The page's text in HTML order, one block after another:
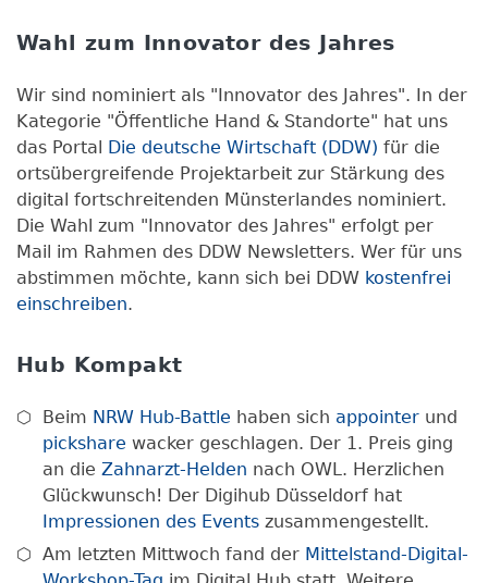
Wahl zum Innovator des Jahres
Wir sind nominiert als "Innovator des Jahres". In der
Kategorie "Öffentliche Hand & Standorte" hat uns
das Portal Die deutsche Wirtschaft (DDW) für die
ortsübergreifende Projektarbeit zur Stärkung des
digital fortschreitenden Münsterlandes nominiert.
Die Wahl zum "Innovator des Jahres" erfolgt per
Mail im Rahmen des DDW Newsletters. Wer für uns
abstimmen möchte, kann sich bei DDW kostenfrei
einschreiben.
Hub Kompakt
Beim NRW Hub-Battle haben sich appointer und
pickshare wacker geschlagen. Der 1. Preis ging
an die Zahnarzt-Helden nach OWL. Herzlichen
Glückwunsch! Der Digihub Düsseldorf hat
Impressionen des Events zusammengestellt.
Am letzten Mittwoch fand der Mittelstand-Digital-